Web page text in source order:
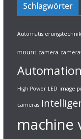
Schlagwörter
Automatisierungstechnik
mount camera
Automation
High Power LED image
cameras
machine